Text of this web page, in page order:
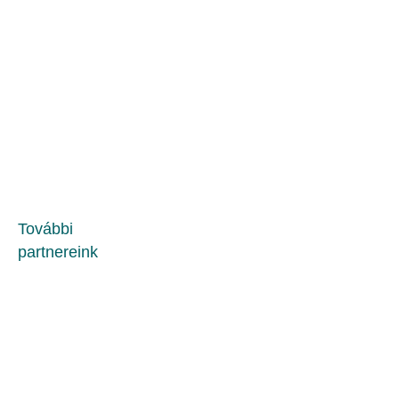
További
partnereink